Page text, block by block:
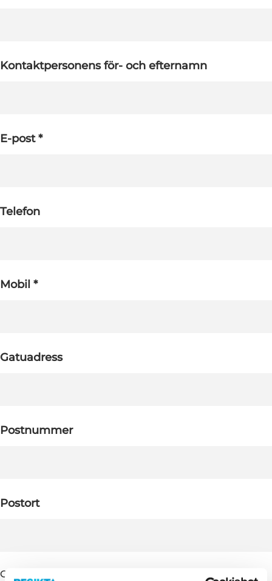
Kontaktpersonens för- och efternamn
E-post *
Telefon
Mobil *
Gatuadress
Postnummer
Postort
Godkänn villkor